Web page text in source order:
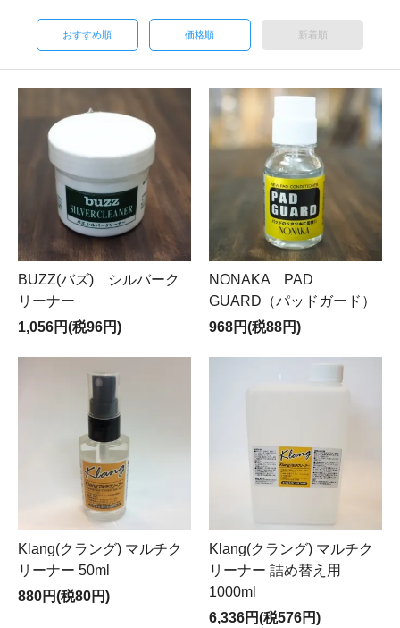
おすすめ順 価格順 新着順
BUZZ(バズ) シルバーク
リーナー
1,056円(税96円)
NONAKA PAD
GUARD（パッドガード）
968円(税88円)
Klang(クラング) マルチク
リーナー 50ml
880円(税80円)
Klang(クラング) マルチク
リーナー 詰め替え用
1000ml
6,336円(税576円)